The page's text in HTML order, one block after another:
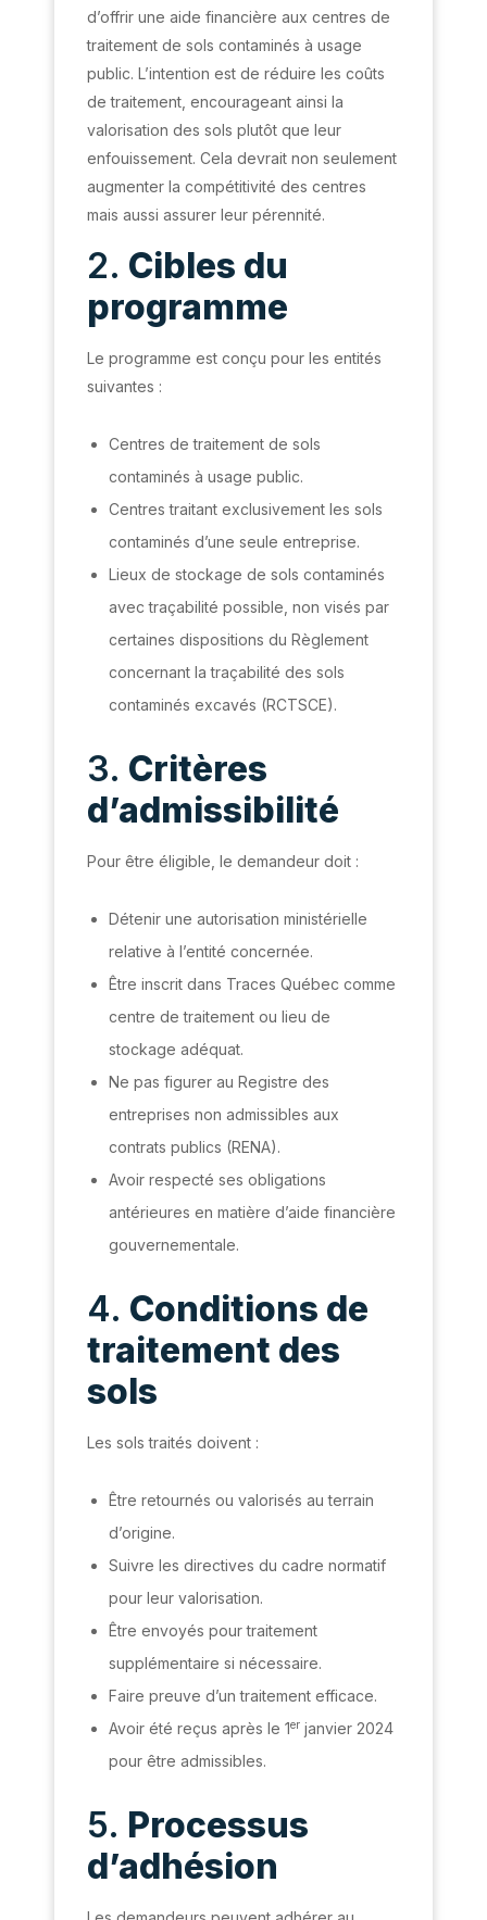
d’offrir une aide financière aux centres de
traitement de sols contaminés à usage
public. L’intention est de réduire les coûts
de traitement, encourageant ainsi la
valorisation des sols plutôt que leur
enfouissement. Cela devrait non seulement
augmenter la compétitivité des centres
mais aussi assurer leur pérennité.
2. Cibles du
programme
Le programme est conçu pour les entités
suivantes :
Centres de traitement de sols
contaminés à usage public.
Centres traitant exclusivement les sols
contaminés d’une seule entreprise.
Lieux de stockage de sols contaminés
avec traçabilité possible, non visés par
certaines dispositions du Règlement
concernant la traçabilité des sols
contaminés excavés (RCTSCE).
3. Critères
d’admissibilité
Pour être éligible, le demandeur doit :
Détenir une autorisation ministérielle
relative à l’entité concernée.
Être inscrit dans Traces Québec comme
centre de traitement ou lieu de
stockage adéquat.
Ne pas figurer au Registre des
entreprises non admissibles aux
contrats publics (RENA).
Avoir respecté ses obligations
antérieures en matière d’aide financière
gouvernementale.
4. Conditions de
traitement des
sols
Les sols traités doivent :
Être retournés ou valorisés au terrain
d’origine.
Suivre les directives du cadre normatif
pour leur valorisation.
Être envoyés pour traitement
supplémentaire si nécessaire.
Faire preuve d’un traitement efficace.
Avoir été reçus après le 1er janvier 2024
pour être admissibles.
5. Processus
d’adhésion